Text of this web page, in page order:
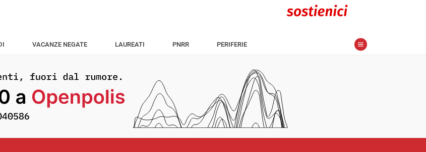
VACANZE NEGATE LAUREATI PNRR PERIFERIE